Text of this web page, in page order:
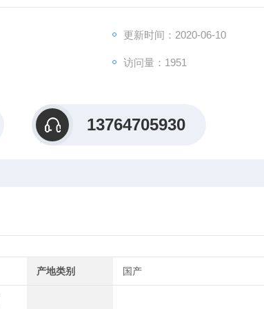
更新时间：2020-06-10
访问量：1951
13764705930
产地类别 国产